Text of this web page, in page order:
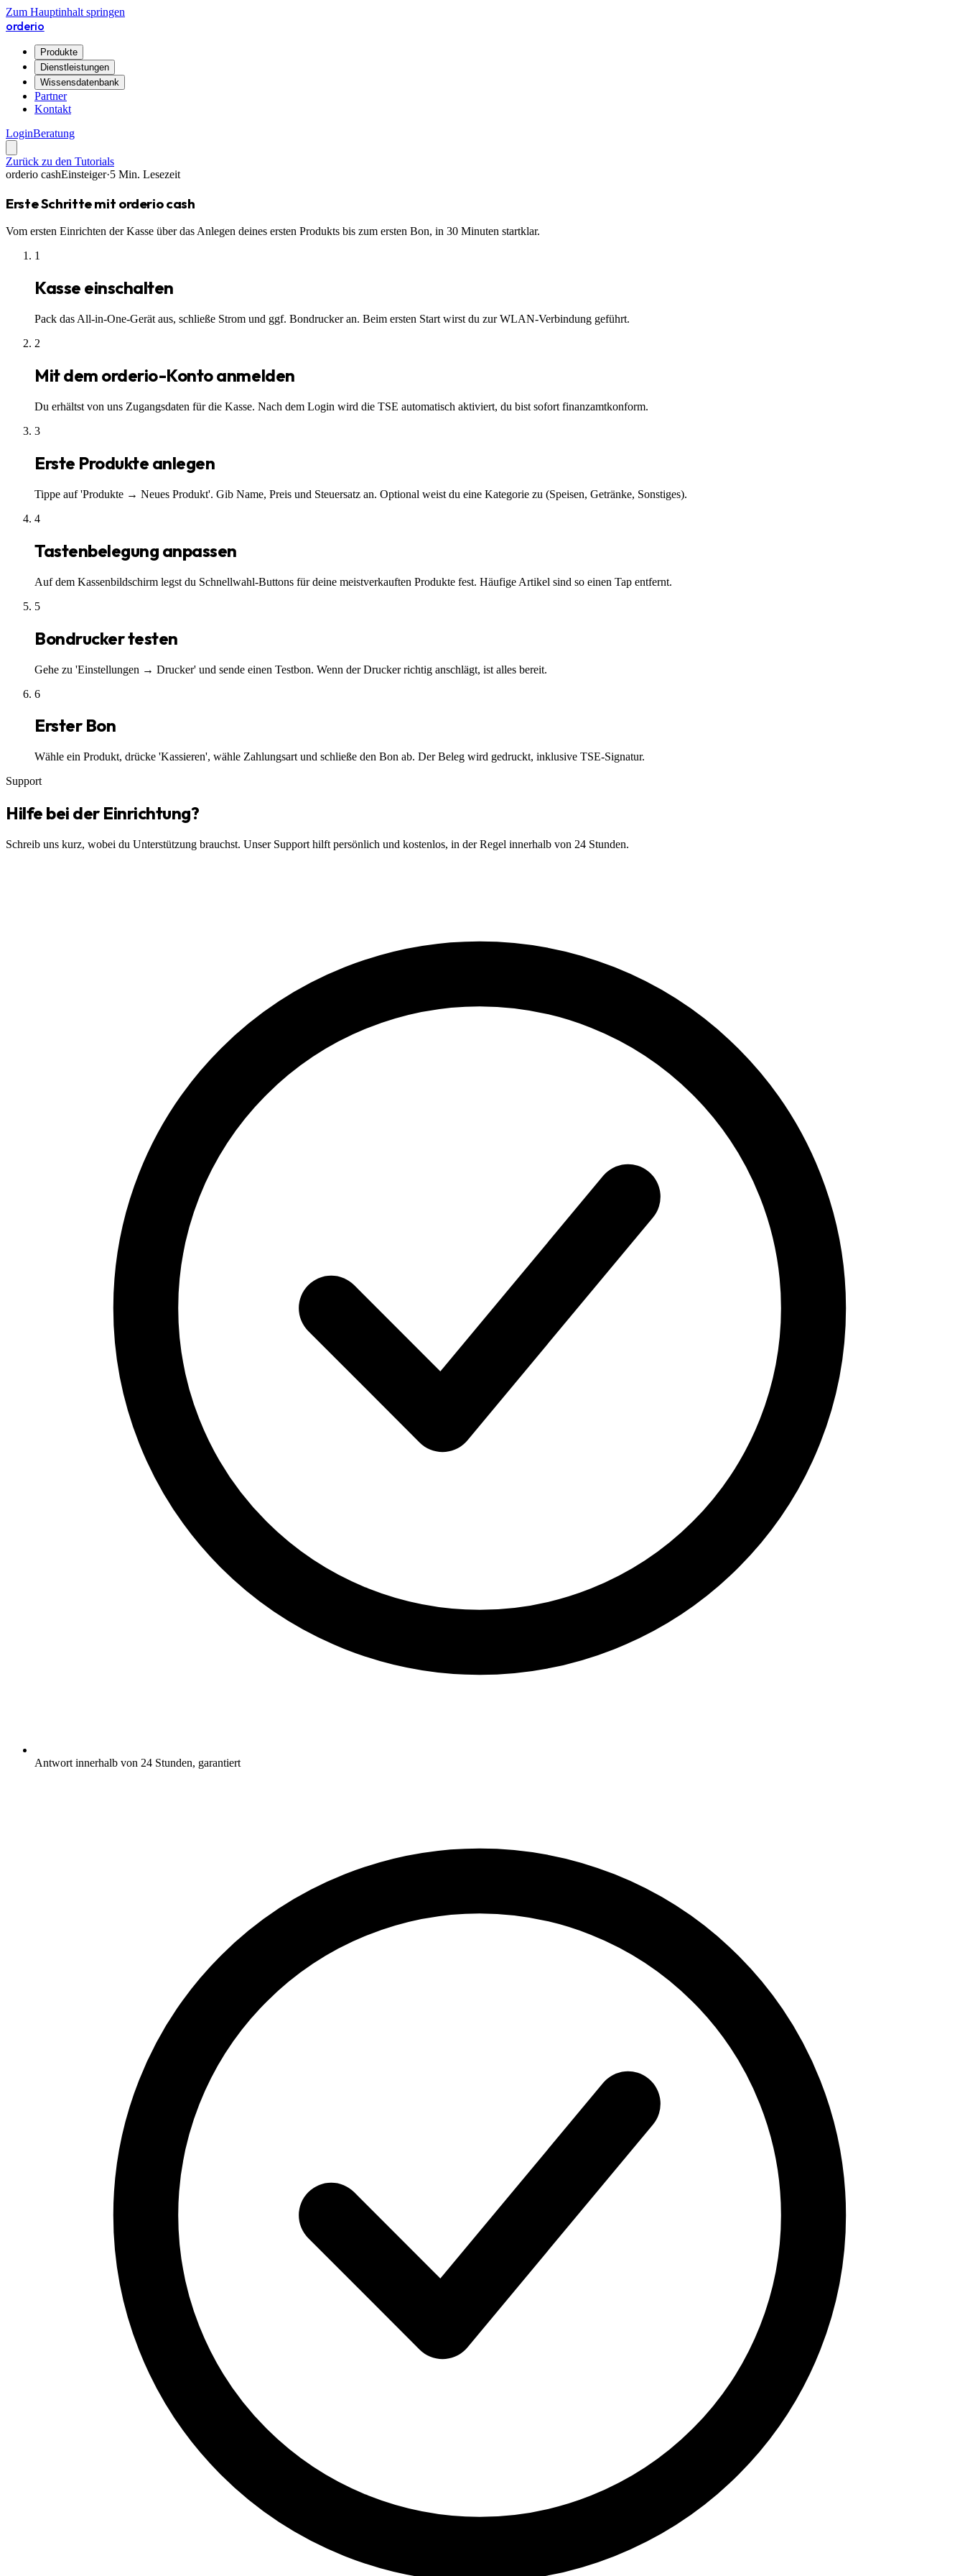
Zum Hauptinhalt springen
orderio
Produkte
Dienstleistungen
Wissensdatenbank
Partner
Kontakt
LoginBeratung
Zurück zu den Tutorials
orderio cashEinsteiger·5 Min. Lesezeit
Erste Schritte mit orderio cash
Vom ersten Einrichten der Kasse über das Anlegen deines ersten Produkts bis zum ersten Bon, in 30 Minuten startklar.
1
Kasse einschalten
Pack das All-in-One-Gerät aus, schließe Strom und ggf. Bondrucker an. Beim ersten Start wirst du zur WLAN-Verbindung geführt.
2
Mit dem orderio-Konto anmelden
Du erhältst von uns Zugangsdaten für die Kasse. Nach dem Login wird die TSE automatisch aktiviert, du bist sofort finanzamtkonform.
3
Erste Produkte anlegen
Tippe auf 'Produkte → Neues Produkt'. Gib Name, Preis und Steuersatz an. Optional weist du eine Kategorie zu (Speisen, Getränke, Sonstiges).
4
Tastenbelegung anpassen
Auf dem Kassenbildschirm legst du Schnellwahl-Buttons für deine meistverkauften Produkte fest. Häufige Artikel sind so einen Tap entfernt.
5
Bondrucker testen
Gehe zu 'Einstellungen → Drucker' und sende einen Testbon. Wenn der Drucker richtig anschlägt, ist alles bereit.
6
Erster Bon
Wähle ein Produkt, drücke 'Kassieren', wähle Zahlungsart und schließe den Bon ab. Der Beleg wird gedruckt, inklusive TSE-Signatur.
Support
Hilfe bei der Einrichtung?
Schreib uns kurz, wobei du Unterstützung brauchst. Unser Support hilft persönlich und kostenlos, in der Regel innerhalb von 24 Stunden.
Antwort innerhalb von 24 Stunden, garantiert